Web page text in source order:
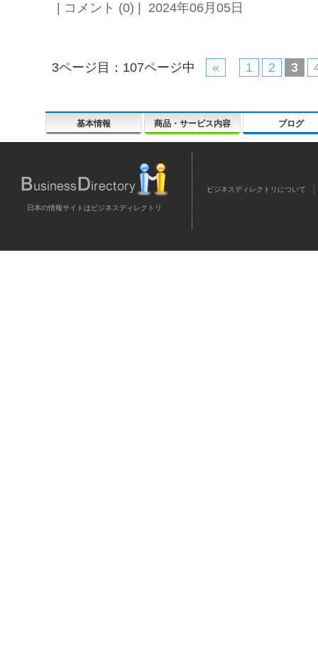
| コメント (0) | 2024年06月05日
3ページ目：107ページ中 « 1 2 3
基本情報 商品・サービス内容 ブログ
日本の情報サイトはビジネスディレクトリ
ビジネスディレクトリについて